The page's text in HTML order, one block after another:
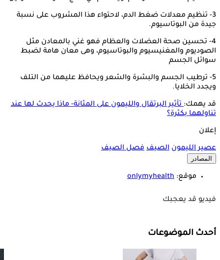
3- تنظيم معدلات ضغط الدم، لاحتواء هذا المشروب على نسبة
جيدة من البوتاسيوم.
4- تحسين صحة العضلات والعظام فهو غني بالمعادن مثل
الصوديوم والمغنيسيوم والبوتاسيوم، وهى معان هامة لضبط
سوائل الجسم
5- ترطيب الجسم والبشرة والشعر ويحافظ عليهما من التلف
ويجدد الخلايا.
قد يهمك:تأثير البرتقال والليمون على المثانة- ماذا يحدث لها عند
تناولهما بكثرة؟
إعلان
عصير الليمون الصيف فصل الصيف
المصادر
موقع: onlymyhealth
فيديو قد يعجبك
أحدث الموضوعات